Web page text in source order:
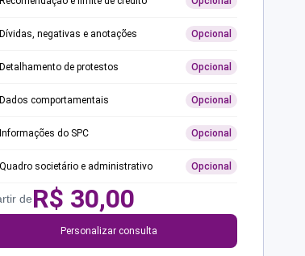
Dívidas, negativas e anotações Opcional
Detalhamento de protestos Opcional
Dados comportamentais Opcional
Informações do SPC Opcional
Quadro societário e administrativo Opcional
deR$ 30,00
Personalizar consulta